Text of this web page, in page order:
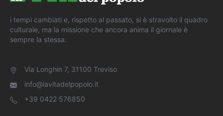
i tempi cambiati e, rispetto al passato, si è stravolto il quadro
culturale, ma la missione che ancora anima il giornale è
sempre la stessa.
Via Longhin 7, 31100 Treviso
info@lavitadelpopolo.it
+39 0422 576850